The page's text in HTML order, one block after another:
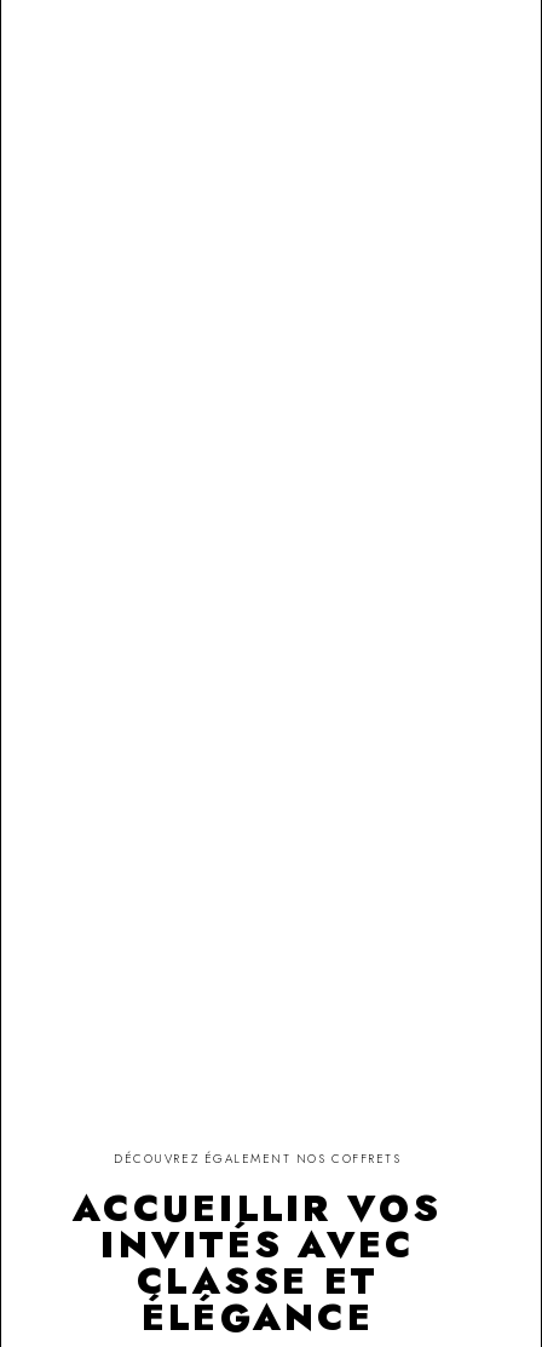
DÉCOUVREZ ÉGALEMENT NOS COFFRETS
ACCUEILLIR VOS
INVITÉS AVEC
CLASSE ET
ÉLÉGANCE